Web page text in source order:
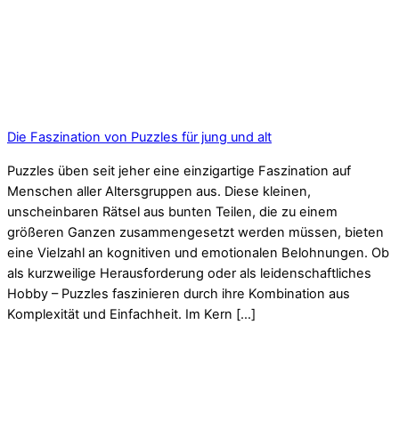
Die Faszination von Puzzles für jung und alt
Puzzles üben seit jeher eine einzigartige Faszination auf
Menschen aller Altersgruppen aus. Diese kleinen,
unscheinbaren Rätsel aus bunten Teilen, die zu einem
größeren Ganzen zusammengesetzt werden müssen, bieten
eine Vielzahl an kognitiven und emotionalen Belohnungen. Ob
als kurzweilige Herausforderung oder als leidenschaftliches
Hobby – Puzzles faszinieren durch ihre Kombination aus
Komplexität und Einfachheit. Im Kern […]